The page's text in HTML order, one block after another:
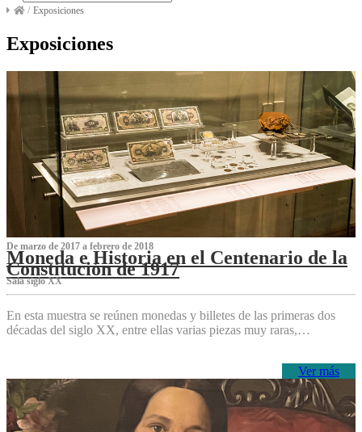
/ Exposiciones
Exposiciones
De marzo de 2017 a febrero de 2018
Moneda e Historia en el Centenario de la
Constitución de 1917
Sala siglo XX
En esta muestra se reúnen monedas y billetes de las primeras dos
décadas del siglo XX, entre ellas varias piezas muy raras,…
Ver más